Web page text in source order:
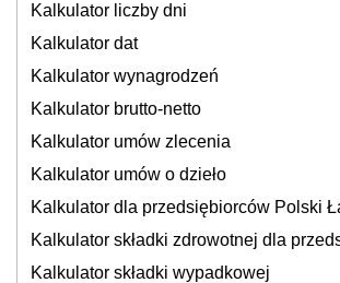
Kalkulator liczby dni
Kalkulator dat
Kalkulator wynagrodzeń
Kalkulator brutto-netto
Kalkulator umów zlecenia
Kalkulator umów o dzieło
Kalkulator dla przedsiębiorców Polski
Kalkulator składki zdrowotnej dla
Kalkulator składki wypadkowej